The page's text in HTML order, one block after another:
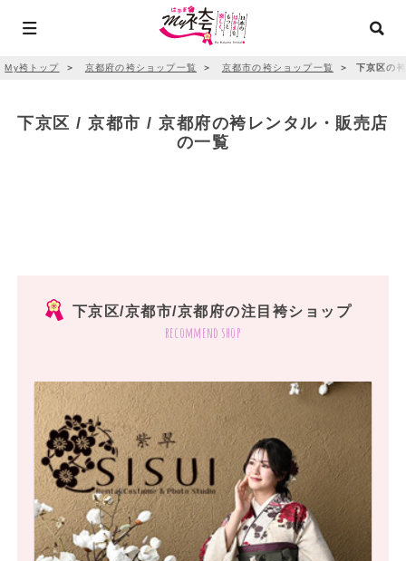
My袴トップ ＞ 京都府の袴ショップ一覧 ＞ 京都市の袴ショップ一覧 ＞ 下京区の
下京区 / 京都市 / 京都府の袴レンタル・販売店
の一覧
下京区/京都市/京都府の注目袴ショップ
recommend shop